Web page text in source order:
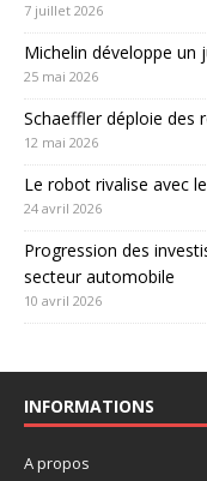
7 juillet 2026
Michelin développe un
25 mai 2026
Schaeffler déploie des
12 mai 2026
Le robot rivalise avec
24 avril 2026
Progression des
secteur automobile
10 avril 2026
INFORMATIONS
A propos